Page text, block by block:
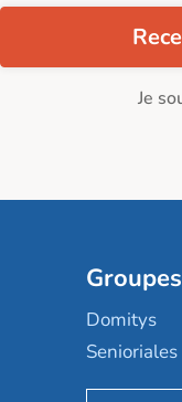
Je
Domitys
Senioriales
Nohée